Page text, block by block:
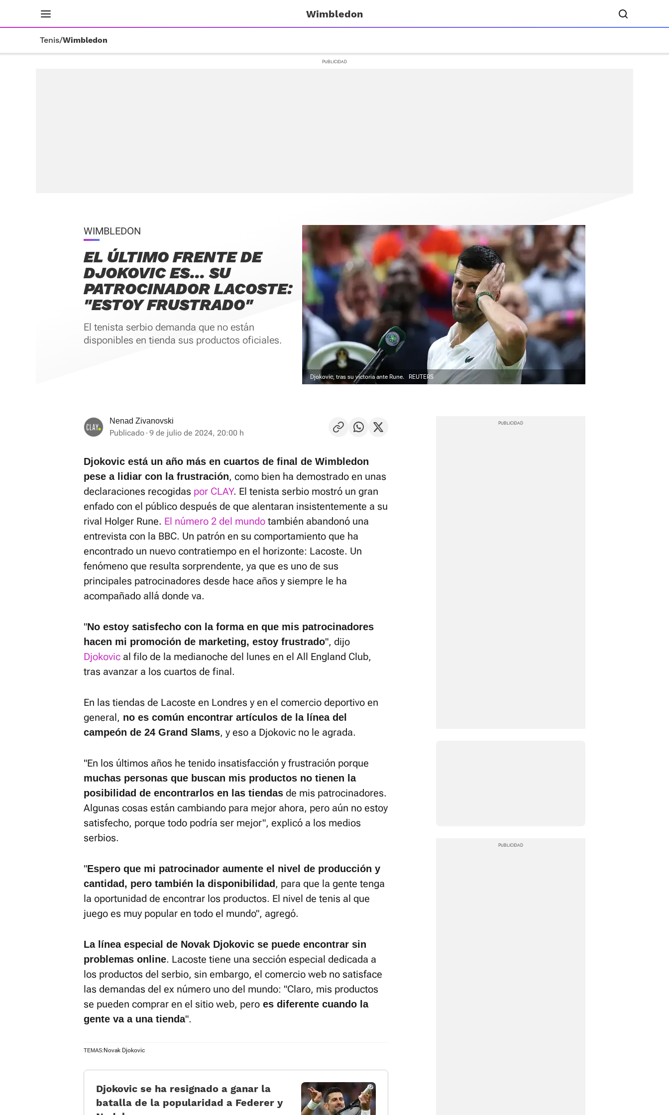
Wimbledon
Tenis/Wimbledon
WIMBLEDON
EL ÚLTIMO FRENTE DE
DJOKOVIC ES... SU
PATROCINADOR LACOSTE:
"ESTOY FRUSTRADO"
El tenista serbio demanda que no están
disponibles en tienda sus productos oficiales.
Djokovic, tras su victoria ante Rune. REUTERS
Nenad Zivanovski
Publicado 9 de julio de 2024, 20:00 h
Djokovic está un año más en cuartos de final de Wimbledon
pese a lidiar con la frustración, como bien ha demostrado en unas
declaraciones recogidas por CLAY. El tenista serbio mostró un gran
enfado con el público después de que alentaran insistentemente a su
rival Holger Rune. El número 2 del mundo también abandonó una
entrevista con la BBC. Un patrón en su comportamiento que ha
encontrado un nuevo contratiempo en el horizonte: Lacoste. Un
fenómeno que resulta sorprendente, ya que es uno de sus
principales patrocinadores desde hace años y siempre le ha
acompañado allá donde va.
"No estoy satisfecho con la forma en que mis patrocinadores
hacen mi promoción de marketing, estoy frustrado", dijo
Djokovic al filo de la medianoche del lunes en el All England Club,
tras avanzar a los cuartos de final.
En las tiendas de Lacoste en Londres y en el comercio deportivo en
general, no es común encontrar artículos de la línea del
campeón de 24 Grand Slams, y eso a Djokovic no le agrada.
"En los últimos años he tenido insatisfacción y frustración porque
muchas personas que buscan mis productos no tienen la
posibilidad de encontrarlos en las tiendas de mis patrocinadores.
Algunas cosas están cambiando para mejor ahora, pero aún no estoy
satisfecho, porque todo podría ser mejor", explicó a los medios
serbios.
"Espero que mi patrocinador aumente el nivel de producción y
cantidad, pero también la disponibilidad , para que la gente tenga
la oportunidad de encontrar los productos. El nivel de tenis al que
juego es muy popular en todo el mundo", agregó.
La línea especial de Novak Djokovic se puede encontrar sin
problemas online. Lacoste tiene una sección especial dedicada a
los productos del serbio, sin embargo, el comercio web no satisface
las demandas del ex número uno del mundo: "Claro, mis productos
se pueden comprar en el sitio web, pero es diferente cuando la
gente va a una tienda".
TEMAS: Novak Djokovic
Djokovic se ha resignado a ganar la
batalla de la popularidad a Federer y